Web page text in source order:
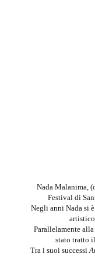
Nada Malanima,
Festival di
Negli anni Nada si
Parallelamente
stato tratto
Tra i suoi successi